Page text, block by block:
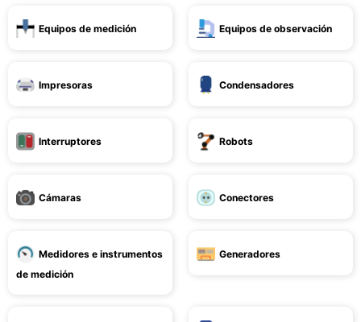
Equipos de medición Equipos de observación
Impresoras Condensadores
Interruptores Robots
Cámaras Conectores
Medidores e instrumentos
de medición
Generadores